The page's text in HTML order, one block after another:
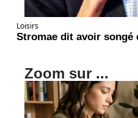
Loisirs
Stromae dit avoir songé
Zoom sur ...